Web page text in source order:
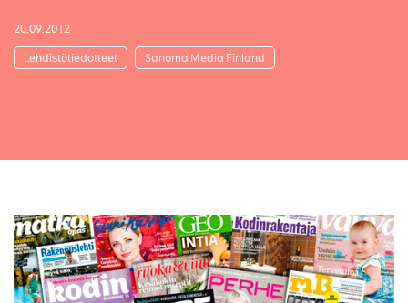
20.09.2012
Lehdistötiedotteet Sanoma Media Finland